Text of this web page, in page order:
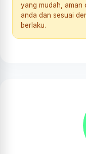
yang mudah, aman
anda dan sesuai
berlaku.